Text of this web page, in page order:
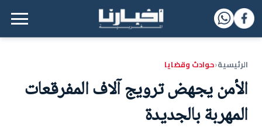
القائمة الرئيسية
الرئيسية‹حوادث وقضايا
الأمن يجهض ترويج آلاف المفرقعات
المهربة بالجديدة